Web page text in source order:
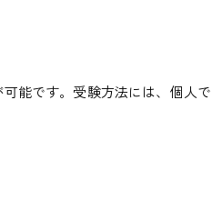
可能です。受験方法には、個人